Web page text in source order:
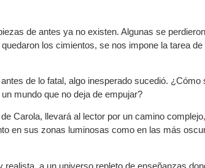
de antes ya no existen. Algunas se
los cimientos, se nos impone la tarea
de lo fatal, algo inesperado sucedió.
mundo que no deja de empujar?
Carola, llevará al lector por un camino
en sus zonas luminosas como en las más
a un universo repleto de enseñanzas